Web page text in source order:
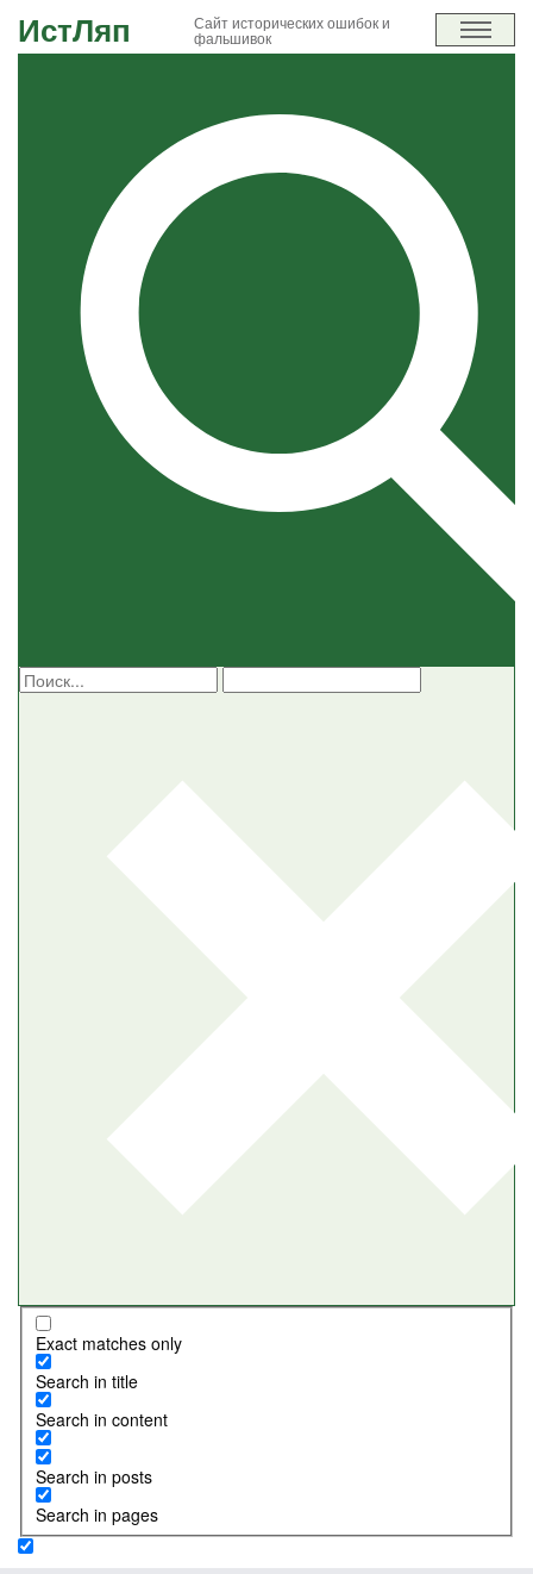
ИстЛяп Сайт исторических ошибок и
фальшивок
Exact matches only
Search in title
Search in content
Search in posts
Search in pages